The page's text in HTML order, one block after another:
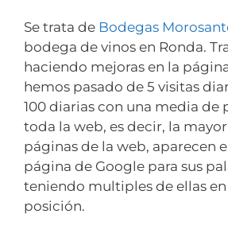
Se trata de Bodegas
bodega de vinos en Ronda.
haciendo mejoras en la
hemos pasado de 5 visitas
100 diarias con una media de
toda la web, es decir, la
páginas de la web, aparecen
página de Google para sus
teniendo multiples de ellas
posición.